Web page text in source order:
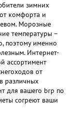
зимних
комфорта и
Морозные
температуры –
поэтому именно
Интернет-
ассортимент
от
различных
для вашего brp по
согреют ваши